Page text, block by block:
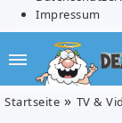
Impressum
Startseite TV &